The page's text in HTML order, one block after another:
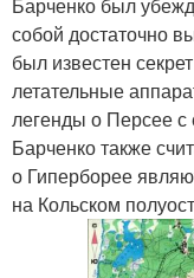
собой достаточно
был известен
летательные
легенды о Персее
Барченко также
о Гиперборее
на Кольском